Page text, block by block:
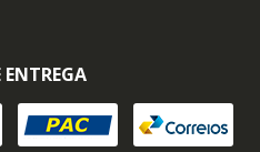
ENTREGA